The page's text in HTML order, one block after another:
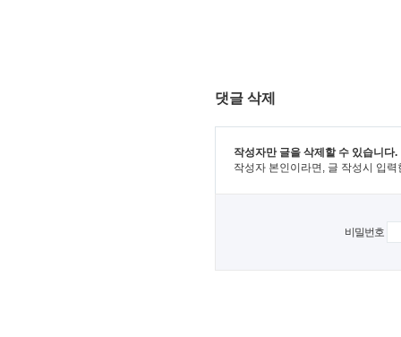
댓글 삭제
작성자만 글을 삭제할 수 있습니다.
작성자 본인이라면, 글 작성시 입
비밀번호